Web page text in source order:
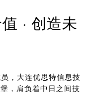
· 创造未
，大连优思特信息技
，肩负着中日之间技